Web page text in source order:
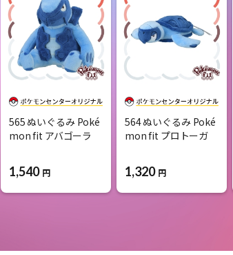
565 ぬいぐるみ Poké
mon fit アバゴーラ
1,540 円
564 ぬいぐるみ Poké
mon fit プロトーガ
1,320 円